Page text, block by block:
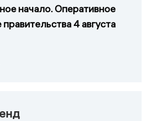
начало. Оперативное
4 августа